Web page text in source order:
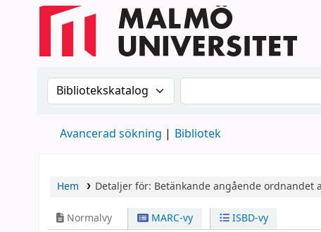
Sök i katalogen efter:Sök i katalogen
Avancerad sökning Bibliotek
Hem Detaljer för: Betänkande angående
Normalvy MARC-vy ISBD-vy